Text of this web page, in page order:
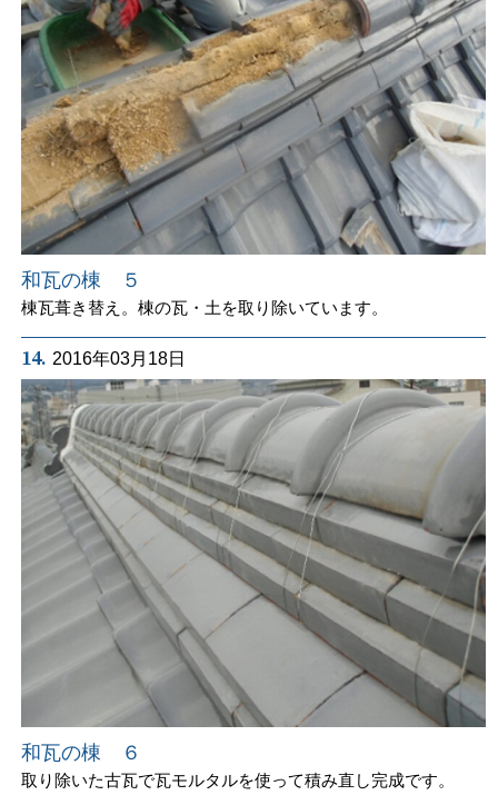
和瓦の棟 ５
棟瓦葺き替え。棟の瓦・土を取り除いています。
14. 2016年03月18日
和瓦の棟 ６
取り除いた古瓦で瓦モルタルを使って積み直し完成です。